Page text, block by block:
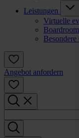
Leistungen
Virtuelle
Besondere
Angebot anfordern